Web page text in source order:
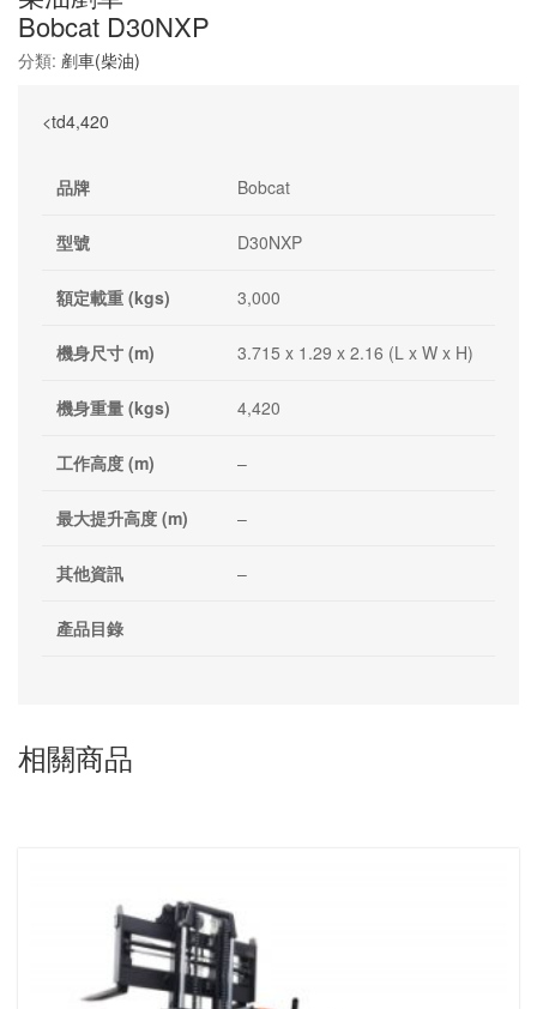
Bobcat D30NXP
分類: 剷車(柴油)
<td4,420
品牌 Bobcat
型號 D30NXP
額定載重 (kgs) 3,000
機身尺寸 (m) 3.715 x 1.29 x 2.16 (L x W x H)
機身重量 (kgs) 4,420
工作高度 (m) –
最大提升高度 (m) –
其他資訊 –
產品目錄
相關商品